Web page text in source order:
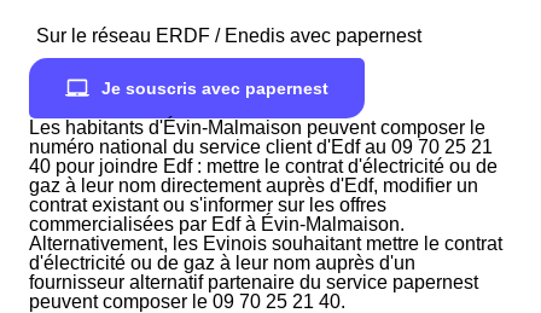
Sur le réseau ERDF / Enedis avec papernest
Je souscris avec papernest
Les habitants d'Évin-Malmaison peuvent composer le
numéro national du service client d'Edf au 09 70 25 21
40 pour joindre Edf : mettre le contrat d'électricité ou de
gaz à leur nom directement auprès d'Edf, modifier un
contrat existant ou s'informer sur les offres
commercialisées par Edf à Évin-Malmaison.
Alternativement, les Evinois souhaitant mettre le contrat
d'électricité ou de gaz à leur nom auprès d'un
fournisseur alternatif partenaire du service papernest
peuvent composer le 09 70 25 21 40.